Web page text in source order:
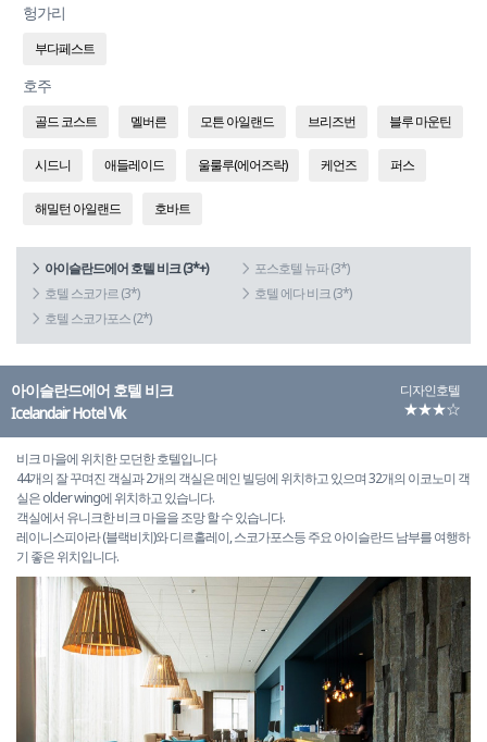
헝가리
부다페스트
호주
골드 코스트 멜버른 모튼 아일랜드 브리즈번 블루 마운틴
시드니 애들레이드 울룰루(에어즈락) 케언즈 퍼스
해밀턴 아일랜드 호바트
아이슬란드에어 호텔 비크 (3*+)
포스호텔 뉴파 (3*)
호텔 스코가르 (3*)
호텔 에다 비크 (3*)
호텔 스코가포스 (2*)
아이슬란드에어 호텔 비크
Icelandair Hotel Vik
디자인호텔
★★★☆
비크 마을에 위치한 모던한 호텔입니다
44개의 잘 꾸며진 객실과 2개의 객실은 메인 빌딩에 위치하고 있으며 32개의 이코노미 객
실은 older wing에 위치하고 있습니다.
객실에서 유니크한 비크 마을을 조망 할 수 있습니다.
레이니스피아라 (블랙비치)와 디르홀레이, 스코가포스등 주요 아이슬란드 남부를 여행하
기 좋은 위치입니다.